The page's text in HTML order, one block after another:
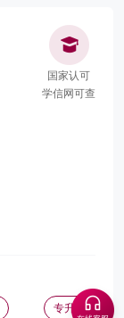
国家认可
学信网可查
专升本